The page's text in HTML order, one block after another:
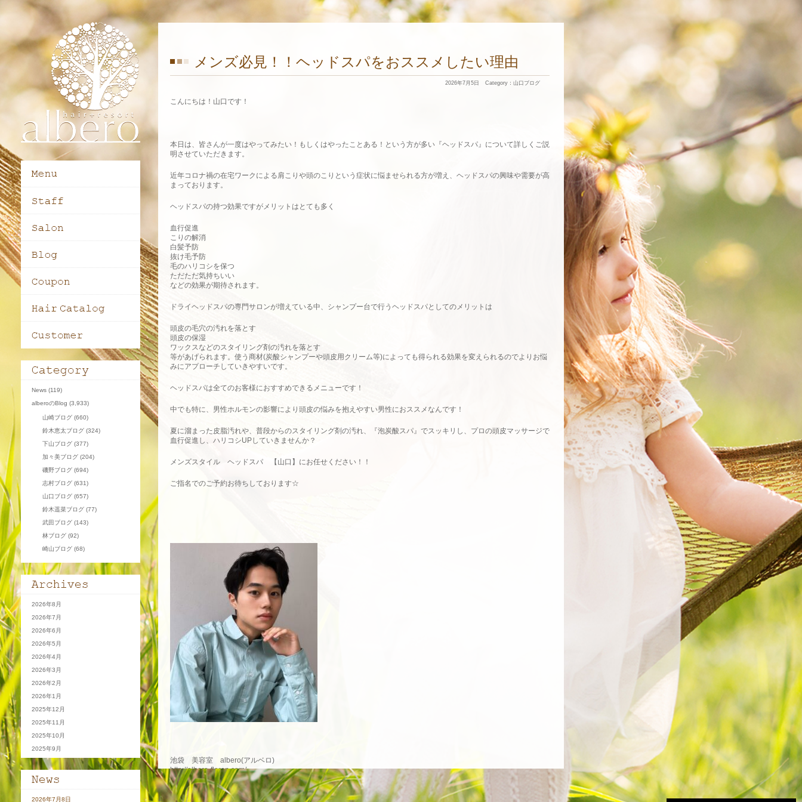
メンズ必見！！ヘッドスパをおススメしたい理由
2026年7月5日 Category： 山口ブログ
こんにちは！山口です！
本日は、皆さんが一度はやってみたい！もしくはやったことある！という方が多い『ヘッドスパ』について詳しくご説
明させていただきます。
近年コロナ禍の在宅ワークによる肩こりや頭のこりという症状に悩ませられる方が増え、ヘッドスパの興味や需要が高
まっております。
ヘッドスパの持つ効果ですがメリットはとても多く
血行促進
こりの解消
白髪予防
抜け毛予防
毛のハリコシを保つ
ただただ気持ちいい
などの効果が期待されます。
ドライヘッドスパの専門サロンが増えている中、シャンプー台で行うヘッドスパとしてのメリットは
頭皮の毛穴の汚れを落とす
頭皮の保湿
ワックスなどのスタイリング剤の汚れを落とす
等があげられます。使う商材(炭酸シャンプーや頭皮用クリーム等)によっても得られる効果を変えられるのでよりお悩
みにアプローチしていきやすいです。
ヘッドスパは全てのお客様におすすめできるメニューです！
中でも特に、男性ホルモンの影響により頭皮の悩みを抱えやすい男性におススメなんです！
夏に溜まった皮脂汚れや、普段からのスタイリング剤の汚れ、『泡炭酸スパ』でスッキリし、プロの頭皮マッサージで
血行促進し、ハリコシUPしていきませんか？
メンズスタイル ヘッドスパ 【山口】にお任せください！！
ご指名でのご予約お待ちしております☆
池袋 美容室 albero(アルベロ)
http://albero-floren.com/
☆ホットペッパービューティー
News (119)
alberoのBlog (3,933)
山崎ブログ (660)
鈴木恵太ブログ (324)
下山ブログ (377)
加々美ブログ (204)
磯野ブログ (694)
志村ブログ (631)
山口ブログ (657)
鈴木遥菜ブログ (77)
武田ブログ (143)
林ブログ (92)
崎山ブログ (68)
2026年8月
2026年7月
2026年6月
2026年5月
2026年4月
2026年3月
2026年2月
2026年1月
2025年12月
2025年11月
2025年10月
2025年9月
2026年7月8日